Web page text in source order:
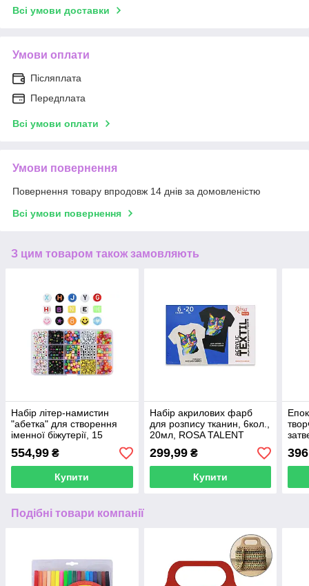
Всі умови доставки
Умови оплати
Післяплата
Передплата
Всі умови оплати
Умови повернення
Повернення товару впродовж 14 днів за домовленістю
Всі умови повернення
З цим товаром також замовляють
Набір літер-намистин
"абетка" для створення
іменної біжутерії, 15
осередків
554,99 ₴
Купити
Набір акрилових фарб
для розпису тканин, 6кол.,
20мл, ROSA TALENT
299,99₴
Купити
(1:1)
Подібні товари компанії